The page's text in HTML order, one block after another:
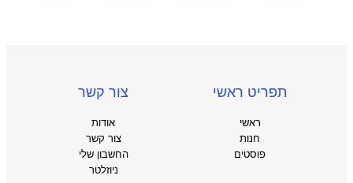
תפריט ראשי
ראשי
חנות
פוסטים
צור קשר
אודות
צור קשר
החשבון שלי
ניוזלטר